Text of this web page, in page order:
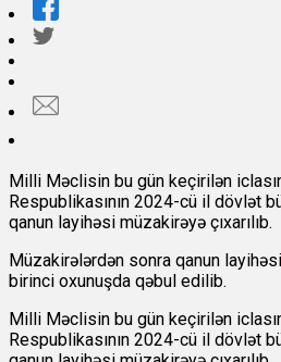
Milli Məclisin bu gün keçirilən
Respublikasının 2024-cü il dövlət
qanun layihəsi müzakirəyə çıxarılıb.
Müzakirələrdən sonra qanun
birinci oxunuşda qəbul edilib.
Milli Məclisin bu gün keçirilən
Respublikasının 2024-cü il dövlət